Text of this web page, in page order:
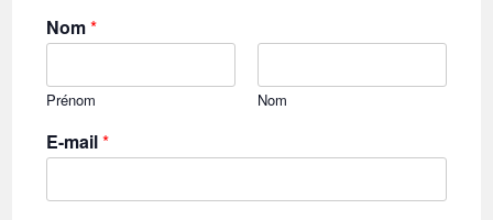
Nom*
Prénom Nom
E-mail*